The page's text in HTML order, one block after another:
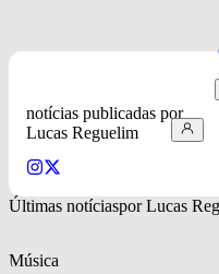
notícias publicadas por
Lucas Reguelim
Últimas notíciaspor Lucas
Música